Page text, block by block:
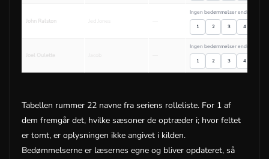
John Ralston
Ingen bedømmelser endnu
1 2 3 4
Joel Oulette
Ingen bedømmelser endnu
1 2 3 4
Tabellen rummer 22 navne fra seriens rolleliste. For 1 af
dem fremgår det, hvilke sæsoner de optræder i; hvor feltet
er tomt, er oplysningen ikke angivet i kilden.
Bedømmelserne er læsernes egne og bliver opdateret, så